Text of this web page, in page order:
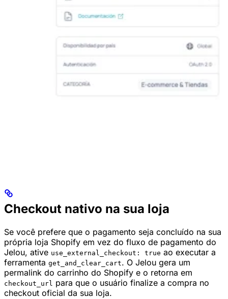
Checkout nativo na sua loja
Se você prefere que o pagamento seja concluído na sua
própria loja Shopify em vez do fluxo de pagamento do
Jelou, ative use_external_checkout: true ao executar a
ferramenta get_and_clear_cart. O Jelou gera um
permalink do carrinho do Shopify e o retorna em
checkout_url para que o usuário finalize a compra no
checkout oficial da sua loja.